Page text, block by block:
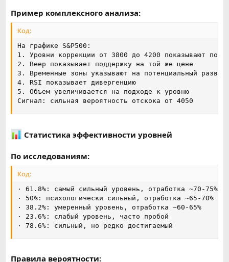
Пример комплексного анализа:
Код:
На графике S&P500:
1. Уровни коррекции от 3800 до 4200 показывают
2. Веер показывает поддержку на той же цене
3. Временные зоны указывают на потенциальный
4. RSI показывает дивергенцию
5. Объем увеличивается на подходе к уровню
Сигнал: сильная вероятность отскока от 4050
Статистика эффективности уровней
По исследованиям:
Код:
· 61.8%: самый сильный уровень, отработка ~70-75%
· 50%: психологически сильный, отработка ~65-70%
· 38.2%: умеренный уровень, отработка ~60-65%
· 23.6%: слабый уровень, часто пробой
· 78.6%: сильный, но редко достигаемый
Правила вероятности: